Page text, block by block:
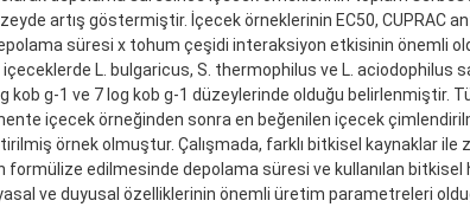
artış göstermiştir. İçecek örneklerinin EC50, CUPRAC
süresi x tohum çeşidi interaksiyon etkisinin önemli
L. bulgaricus, S. thermophilus ve L. aciodophilus
kob g-1 ve 7 log kob g-1 düzeylerinde olduğu belirlenmiştir.
içecek örneğinden sonra en beğenilen içecek
örnek olmuştur. Çalışmada, farklı bitkisel kaynaklar
formülize edilmesinde depolama süresi ve kullanılan bitkisel
ve duyusal özelliklerinin önemli üretim parametreleri